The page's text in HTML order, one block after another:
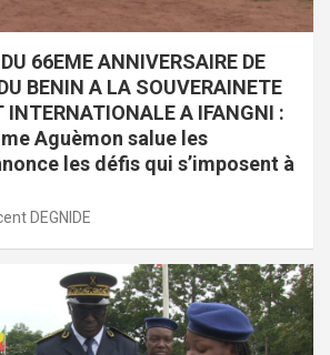
66EME ANNIVERSAIRE DE
BENIN A LA SOUVERAINETE
INTERNATIONALE A IFANGNI :
Aguèmon salue les
les défis qui s’imposent à
DEGNIDE